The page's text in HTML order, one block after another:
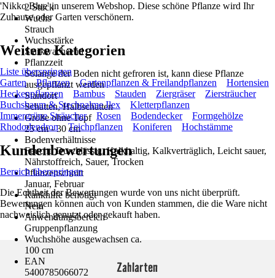
2 Stück
Wuchs
Strauch
Wuchsstärke
Starkwachsend
Pflanzzeit
Solange der Boden nicht gefroren ist, kann diese Pflanze
ausgepflanzt werden
Standort
Schatten, Halbschatten
Größe ohne Topf
25 cm - 30 cm
Bodenverhältnisse
Feucht, Durchlässig, Kalkhaltig, Kalkverträglich, Leicht sauer,
Nährstoffreich, Sauer, Trocken
Pflanzenschnitt
Januar, Februar
Rankhilfe benötigt
Nein
Anwendungsbereich
Gruppenpflanzung
Wuchshöhe ausgewachsen ca.
100 cm
EAN
5400785066072
'Nikko Blue' in unserem Webshop. Diese schöne Pflanze wird Ihr
Zuhause oder Garten verschönern.
Weitere Kategorien
Liste überspringen
Garten
Pflanzen Gartenpflanzen & Freilandpflanzen
Hortensien
Heckenpflanzen
Bambus Stauden Ziergräser
Ziersträucher
Buchsbaum & Stechpalme Ilex
Kletterpflanzen
Immergrüne Sträucher
Rosen Bodendecker
Formgehölze
Rhododendron
Teichpflanzen Koniferen Hochstämme
Kundenbewertungen
Bereich überspringen
Die Echtheit der Bewertungen wurde von uns nicht überprüft.
Bewertungen können auch von Kunden stammen, die die Ware nicht
nachweislich genutzt oder gekauft haben.
Zahlarten